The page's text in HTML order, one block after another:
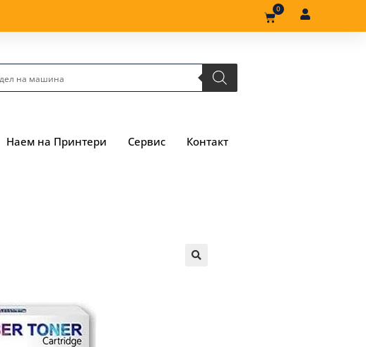
0
Наем на Принтери Сервис Контакт